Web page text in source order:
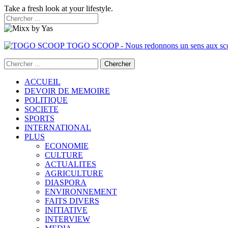
Take a fresh look at your lifestyle.
TOGO SCOOP - Nous redonnons un sens aux
ACCUEIL
DEVOIR DE MEMOIRE
POLITIQUE
SOCIETE
SPORTS
INTERNATIONAL
PLUS
ECONOMIE
CULTURE
ACTUALITES
AGRICULTURE
DIASPORA
ENVIRONNEMENT
FAITS DIVERS
INITIATIVE
INTERVIEW